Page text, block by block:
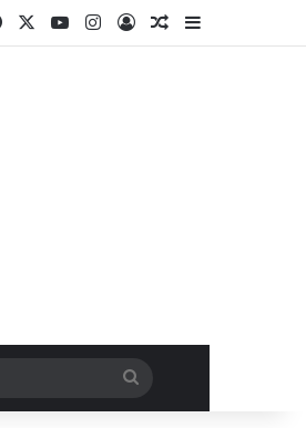
FacebookYouTubeInstagram
Log InRandom Article
Sidebar
for